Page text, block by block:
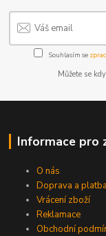
Souhlasím se
Můžete se
Informace pro
O nás
Doprava a platba
Vrácení zboží
Reklamace
Obchodní